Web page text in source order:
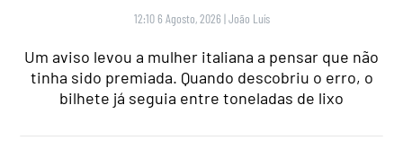
12:10 6 Agosto, 2026 |João Luís
Um aviso levou a mulher italiana a pensar que não
tinha sido premiada. Quando descobriu o erro, o
bilhete já seguia entre toneladas de lixo